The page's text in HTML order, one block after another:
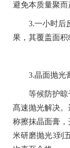
避免本质量聚而
3.一小时后反
果，其覆盖面积
3.晶面抛光
等候防护晾干
髙速抛光解决
称擦抹晶面膏
米研磨抛光3到